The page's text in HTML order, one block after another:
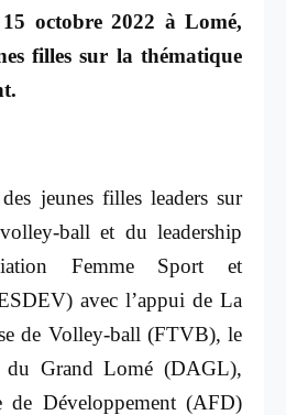
octobre 2022 à Lomé,
filles sur la thématique
jeunes filles leaders sur
ball et du leadership
Femme Sport et
avec l’appui de La
de Volley-ball (FTVB), le
du Grand Lomé (DAGL),
de Développement (AFD)